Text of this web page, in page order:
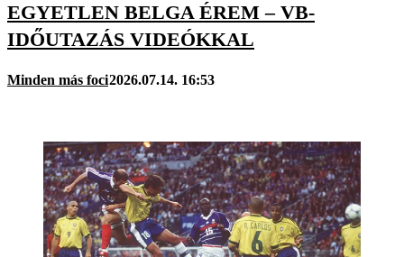
EGYETLEN BELGA ÉREM – VB-
IDŐUTAZÁS VIDEÓKKAL
Minden más foci2026.07.14. 16:53